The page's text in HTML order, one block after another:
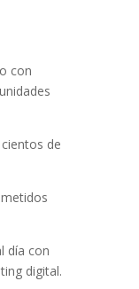
con
de
día con
digital.